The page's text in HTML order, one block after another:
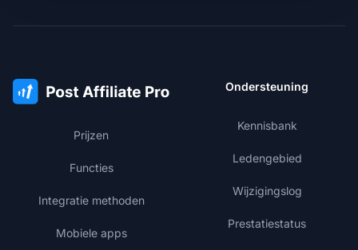
Prijzen
Functies
Integratie methoden
Mobiele apps
Ondersteuning
Kennisbank
Ledengebied
Wijzigingslog
Prestatiestatus